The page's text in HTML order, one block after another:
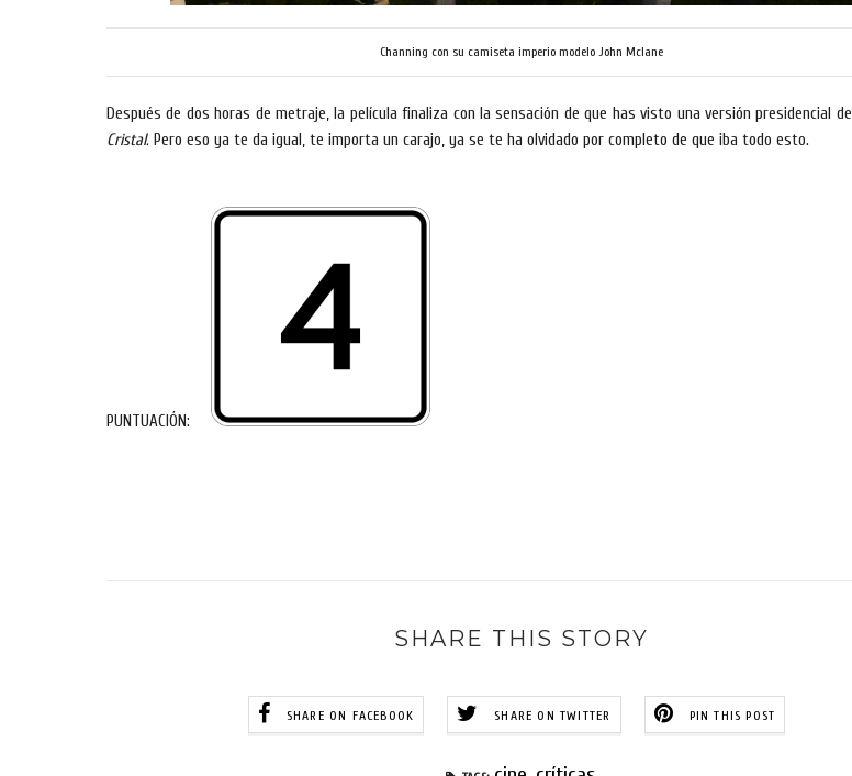
Channing con su camiseta imperio modelo John Mclane
Después de dos horas de metraje, la película finaliza con la sensación de que has visto una versión presidencial de
Cristal. Pero eso ya te da igual, te importa un carajo, ya se te ha olvidado por completo de que iba todo esto.
PUNTUACIÓN:
SHARE THIS STORY
SHARE ON FACEBOOK SHARE ON TWITTER PIN THIS POST